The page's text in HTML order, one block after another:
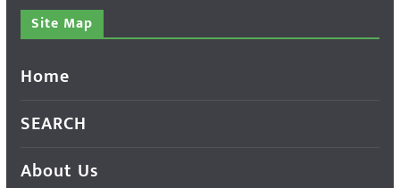
Site Map
Home
SEARCH
About Us